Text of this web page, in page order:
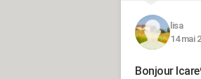
lisa
14 mai
Bonjour